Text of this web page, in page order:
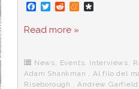
F
c
e
o
k
T
i
t
r
R
d
d
M
e
r
a
Read more »
News, Events, Interviews,
Adam Shankman ,Al filo del
Riseborough ,Andrew Garfield